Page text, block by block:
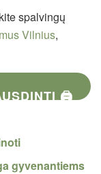
spalvingų
Vilnius,
🖨
gyvenantiems